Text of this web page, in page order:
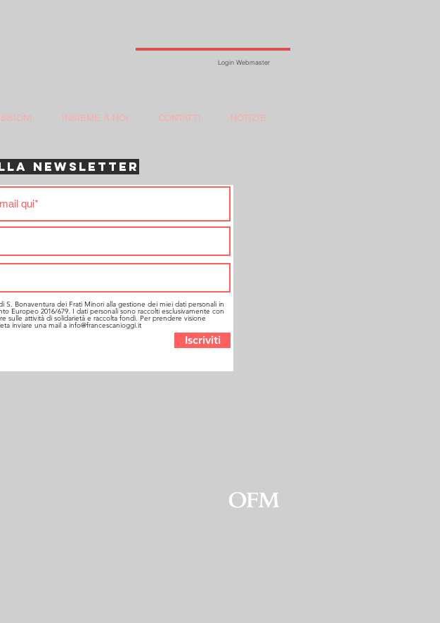
Login Webmaster
INSIEME A NOI CONTATTI NOTIZIE
NEWSLETTER
S. Bonaventura dei Frati Minori alla gestione dei miei dati personali in
Europeo 2016/679. I dati personali sono raccolti esclusivamente con
sulle attività di solidarietà e raccolta fondi. Per prendere visione
inviare una mail a info@francescanioggi.it
Iscriviti